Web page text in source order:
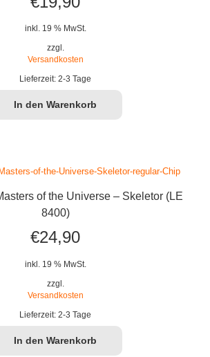
inkl. 19 % MwSt.
zzgl.
Versandkosten
Lieferzeit: 2-3 Tage
In den Warenkorb
of the Universe – Skeletor (LE
8400)
€24,90
inkl. 19 % MwSt.
zzgl.
Versandkosten
Lieferzeit: 2-3 Tage
In den Warenkorb